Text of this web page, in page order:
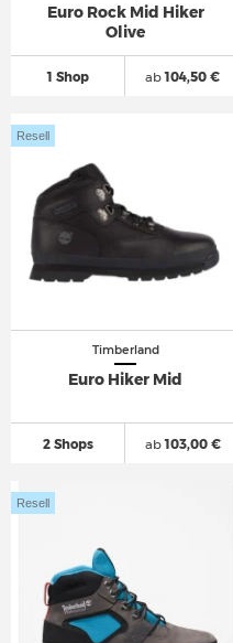
Euro Rock Mid Hiker
Olive
1 Shop ab104,50 €
Timberland
Euro Hiker Mid
2 Shops
Resell
ab103,00 €
Resell